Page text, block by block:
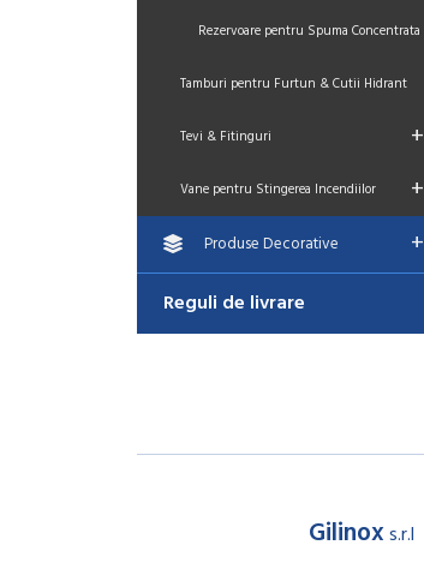
Rezervoare pentru Spuma Concentrata
Tamburi pentru Furtun & Cutii Hidrant
Tevi & Fitinguri +
Vane pentru Stingerea Incendiilor +
Produse Decorative +
Reguli de livrare
Gilinoxs.r.l